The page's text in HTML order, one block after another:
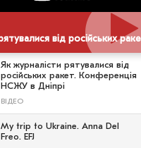
Як журналісти рятувалися від
російських ракет. Конференція
НСЖУ в Дніпрі
ВІДЕО
My trip to Ukraine. Anna Del
Freo. EFJ